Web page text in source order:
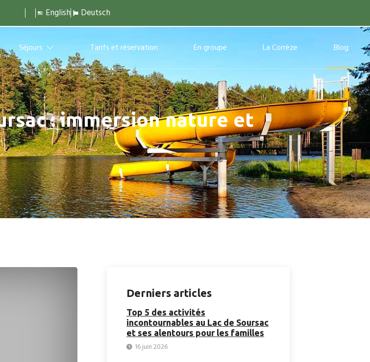
English Deutsch
Séjours Tarifs et réservation En groupe La Corrèze Blog
: immersion nature et
Derniers articles
Top 5 des activités
incontournables au Lac de Soursac
et ses alentours pour les familles
16 juin 2026